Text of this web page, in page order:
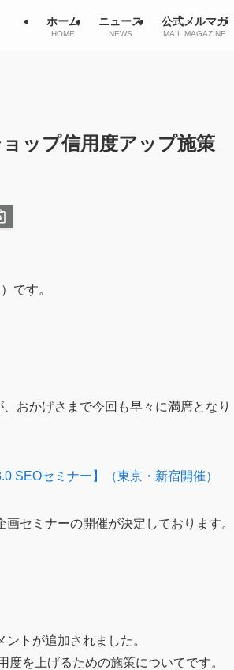
ホーム
HOME
ニュース
NEWS
公式メルマガ
MAIL MAGAZINE
ップ信用度アップ施策
です。
おかげさまで今回も早々に満席となり
SEOセミナー】（東京・新宿開催）
セミナーの開催が決定しております。
トが追加されました。
を上げるための施策についてです。